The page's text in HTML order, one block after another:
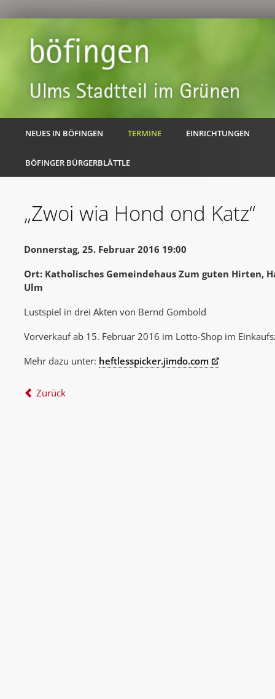
NEUES IN BÖFINGEN TERMINE EINRICHTUNGEN
BÖFINGER BÜRGERBLÄTTLE
„Zwoi wia Hond ond Katz“
Donnerstag, 25. Februar 2016 19:00
Ort: Katholisches Gemeindehaus Zum guten Hirten,
Ulm
Lustspiel in drei Akten von Bernd Gombold
Vorverkauf ab 15. Februar 2016 im Lotto-Shop im
Mehr dazu unter: heftlesspicker.jimdo.com
Zurück